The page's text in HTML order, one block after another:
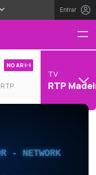
Entrar
NO AR
TV
RTP
- NETWORK